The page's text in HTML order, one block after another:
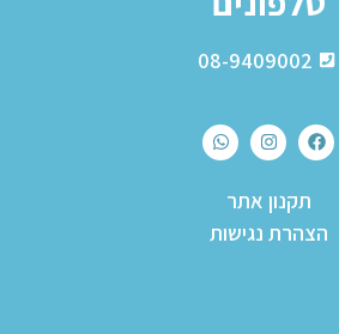
08-9409002
תקנון אתר
הצהרת נגישות